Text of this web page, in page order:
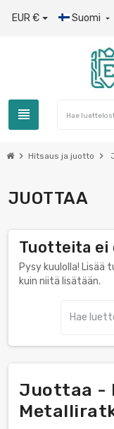
EUR € Suomi 
view_headline
chevron_right Hitsaus ja juotto chevron_right
JUOTTAA
Tuotteita ei
Pysy kuulolla!
kuin niitä lisätään.
Juottaa -